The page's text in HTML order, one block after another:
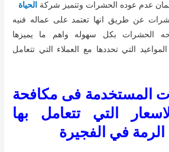
عدم عوده الحشرات وتتميز شركة الحياة
عن طريق انها تعتمد على عماله فنيه
الحشرات بكل سهوله واهم ما يميزها
التي تحددها مع العملاء التي تتعامل
المستخدمة فى مكافحة
التي تتعامل بها
في الفجيرة